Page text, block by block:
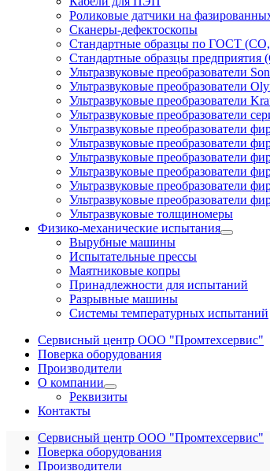
Роликовые датчики на
Сканеры-дефектоскопы
Стандартные образцы по ГОСТ
Стандартные образцы
Ультразвуковые преобразователи
Ультразвуковые преобразователи
Ультразвуковые преобразователи
Ультразвуковые преобразователи
Ультразвуковые преобразователи
Ультразвуковые преобразователи
Ультразвуковые преобразователи
Ультразвуковые преобразователи
Ультразвуковые преобразователи
Ультразвуковые преобразователи
Ультразвуковые толщиномеры
Физико-механические испытания
Вырубные машины
Испытательные прессы
Маятниковые копры
Принадлежности для испытаний
Разрывные машины
Системы температурных испытаний
Сервисный центр ООО "Промтехсервис"
Поверка оборудования
Производители
О компании
Реквизиты
Контакты
Сервисный центр ООО "Промтехсервис"
Поверка оборудования
Производители